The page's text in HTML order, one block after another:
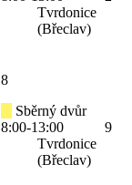
Tvrdonice
(Břeclav)
8
Sběrný dvůr
8:00-13:00
Tvrdonice
(Břeclav)
9